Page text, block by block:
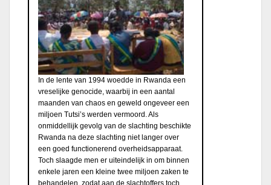
In de lente van 1994 woedde in Rwanda een
vreselijke genocide, waarbij in een aantal
maanden van chaos en geweld ongeveer een
miljoen Tutsi’s werden vermoord. Als
onmiddellijk gevolg van de slachting beschikte
Rwanda na deze slachting niet langer over
een goed functionerend overheidsapparaat.
Toch slaagde men er uiteindelijk in om binnen
enkele jaren een kleine twee miljoen zaken te